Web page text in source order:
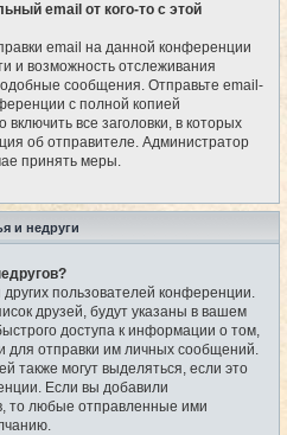
email от кого-то с этой
email на данной конференции
и возможность отслеживания
сообщения. Отправьте email-
с полной копией
все заголовки, в которых
об отправителе. Администратор
принять меры.
и недруги
пользователей конференции.
друзей, будут указаны в вашем
доступа к информации о том,
для отправки им личных сообщений.
также могут выделяться, если это
Если вы добавили
то любые отправленные ими